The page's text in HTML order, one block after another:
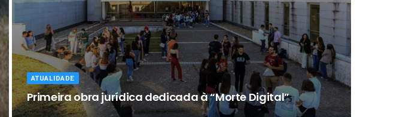
ATUALIDADE
Primeira obra jurídica dedicada à “Morte Digital”